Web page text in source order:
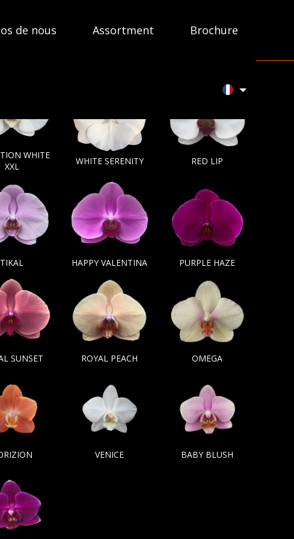
de nous Assortment Brochure
WHITE
XXL
WHITE SERENITY RED LIP
TIKAL HAPPY VALENTINA PURPLE HAZE
SUNSET ROYAL PEACH OMEGA
VENICE BABY BLUSH